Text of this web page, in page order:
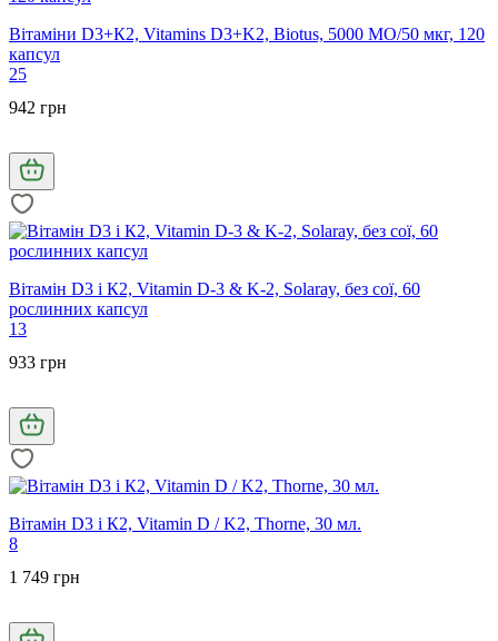
Вітаміни D3+К2, Vitamins D3+K2, Biotus, 5000 МО/50 мкг, 120
капсул
25
942 грн
Вітамін D3 і К2, Vitamin D-3 & K-2, Solaray, без сої, 60
рослинних капсул
13
933 грн
Вітамін D3 і К2, Vitamin D / K2, Thorne, 30 мл.
8
1 749 грн